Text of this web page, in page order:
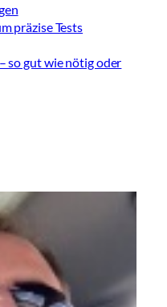
präzise Tests
so gut wie nötig oder